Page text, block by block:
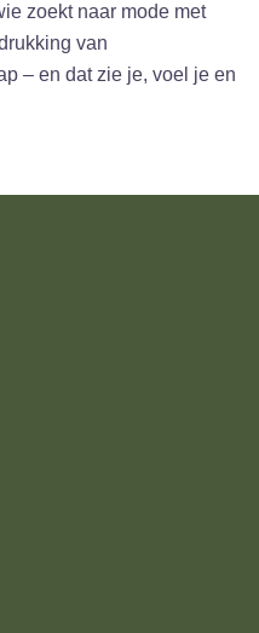
zoekt naar mode met
van
– en dat zie je, voel je en